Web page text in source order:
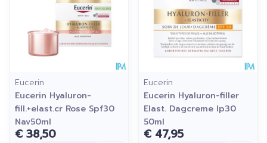
Eucerin
Eucerin Hyaluron-
fill.+elast.cr Rose Spf30
Nav50ml
€ 38,50
Eucerin
Eucerin Hyaluron-filler
Elast. Dagcreme Ip30
50ml
€ 47,95